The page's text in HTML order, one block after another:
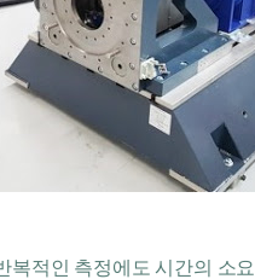
적인 측정에도 시간의 소